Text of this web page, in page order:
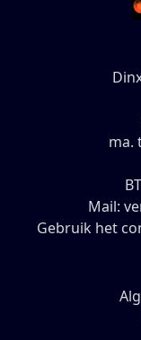
ma.
Mail:
Gebruik het